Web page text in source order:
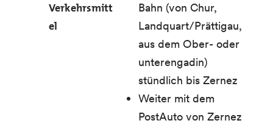
Verkehrsmitt
el
Bahn (von Chur,
Landquart/Prättigau,
aus dem Ober- oder
unterengadin)
stündlich bis Zernez
Weiter mit dem
PostAuto von Zernez